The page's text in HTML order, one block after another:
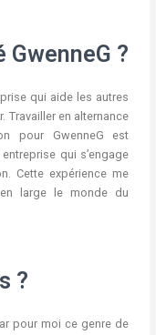
?
qui aide les autres
Travailler en alternance
pour GwenneG est
qui s’engage
Cette expérience me
large le monde du
?
pour moi ce genre de